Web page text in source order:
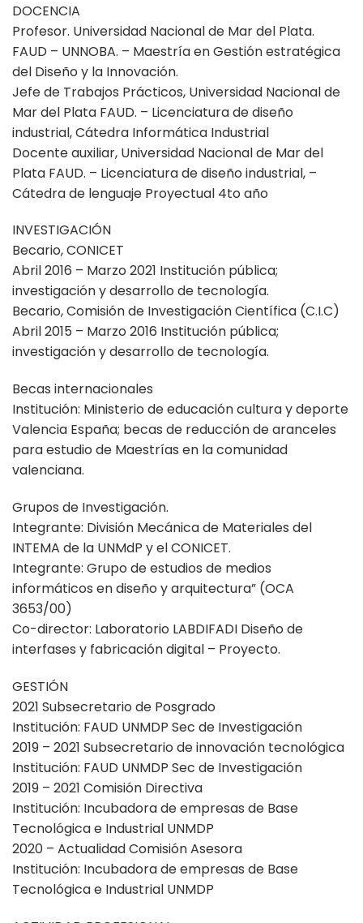
DOCENCIA
Profesor. Universidad Nacional de Mar del Plata.
FAUD – UNNOBA. – Maestría en Gestión estratégica
del Diseño y la Innovación.
Jefe de Trabajos Prácticos, Universidad Nacional de
Mar del Plata FAUD. – Licenciatura de diseño
industrial, Cátedra Informática Industrial
Docente auxiliar, Universidad Nacional de Mar del
Plata FAUD. – Licenciatura de diseño industrial, –
Cátedra de lenguaje Proyectual 4to año
INVESTIGACIÓN
Becario, CONICET
Abril 2016 – Marzo 2021 Institución pública;
investigación y desarrollo de tecnología.
Becario, Comisión de Investigación Científica (C.I.C)
Abril 2015 – Marzo 2016 Institución pública;
investigación y desarrollo de tecnología.
Becas internacionales
Institución: Ministerio de educación cultura y deporte
Valencia España; becas de reducción de aranceles
para estudio de Maestrías en la comunidad
valenciana.
Grupos de Investigación.
Integrante: División Mecánica de Materiales del
INTEMA de la UNMdP y el CONICET.
Integrante: Grupo de estudios de medios
informáticos en diseño y arquitectura” (OCA
3653/00)
Co-director: Laboratorio LABDIFADI Diseño de
interfases y fabricación digital – Proyecto.
GESTIÓN
2021 Subsecretario de Posgrado
Institución: FAUD UNMDP Sec de Investigación
2019 – 2021 Subsecretario de innovación tecnológica
Institución: FAUD UNMDP Sec de Investigación
2019 – 2021 Comisión Directiva
Institución: Incubadora de empresas de Base
Tecnológica e Industrial UNMDP
2020 – Actualidad Comisión Asesora
Institución: Incubadora de empresas de Base
Tecnológica e Industrial UNMDP